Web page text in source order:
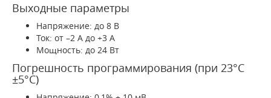
Выходные параметры
Напряжение: до 8 В
Ток: от –2 А до +3 А
Мощность: до 24 Вт
Погрешность программирования (при 23°С
±5°C)